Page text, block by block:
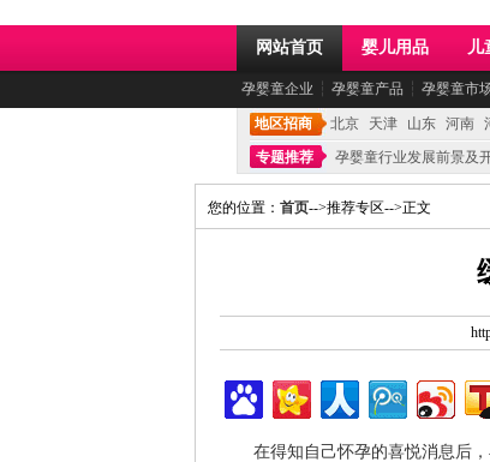
网站首页 婴儿用品 儿
孕婴童企业 ┆ 孕婴童产品 ┆ 孕婴童市
地区招商 北京 天津 山东 河南
专题推荐
孕婴童行业发展前景及
您的位置： 首页-->推荐专区-->正文
在得知自己怀孕的喜悦消息后